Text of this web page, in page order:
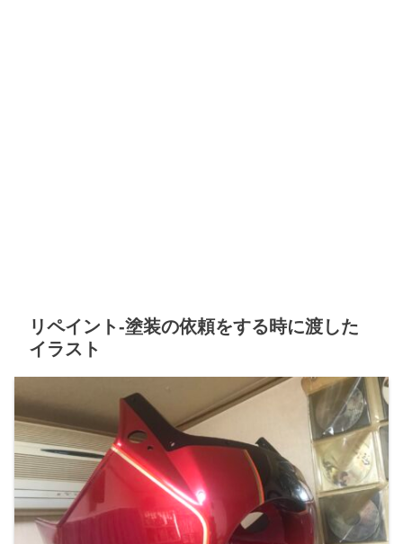
リペイント-塗装の依頼をする時に渡した
イラスト